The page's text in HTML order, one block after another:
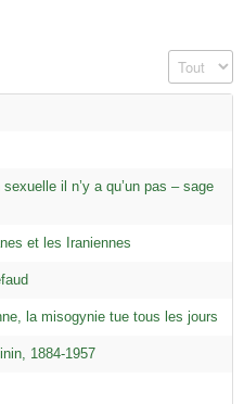
Affichage #
il n’y a qu’un pas – sage
et les Iraniennes
la misogynie tue tous les jours
1884-1957